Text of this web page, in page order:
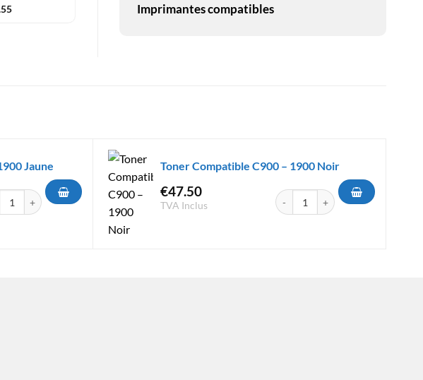
Imprimantes compatibles
Jaune
de Toner Compatible C900 - 1900 Jaune
Toner Compatible C900 – 1900 Noir
€47.50
TVA Inclus
quantité de Toner Compatible